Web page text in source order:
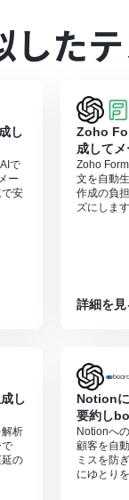
間隔で起動間隔を選
ので、ご注意くださ
用いただける機能
い。
の無料トライア
るには、
OpenAIの
した
し
で
ー
安
Zoho
成して
Zoho
文を自動
作成の負
ズにします
詳細を見
し
析
の
Notion
要約し
Notionへ
顧客を自
ミスを防
にゆとり